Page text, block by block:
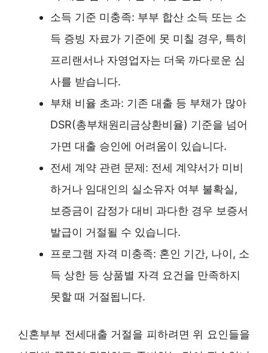
소득 기준 미충족: 부부 합산 소득 또는 소
득 증빙 자료가 기준에 못 미칠 경우, 특히
프리랜서나 자영업자는 더욱 까다로운 심
사를 받습니다.
부채 비율 초과: 기존 대출 등 부채가 많아
DSR(총부채원리금상환비율) 기준을 넘어
가면 대출 승인에 어려움이 있습니다.
전세 계약 관련 문제: 전세 계약서가 미비
하거나 임대인의 실소유자 여부 불확실,
보증금이 감정가 대비 과다한 경우 보증서
발급이 거절될 수 있습니다.
프로그램 자격 미충족: 혼인 기간, 나이, 소
득 상한 등 상품별 자격 요건을 만족하지
못할 때 거절됩니다.
신혼부부 전세대출 거절을 피하려면 위 요인들을